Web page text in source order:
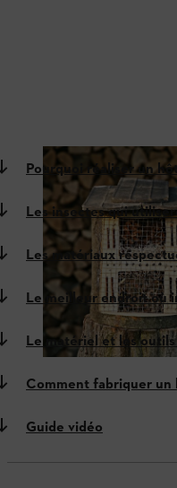
Pourquoi réaliser un
Les insectes qui
Les matériaux
Le meilleur endroit où
Le matériel et les
Comment fabriquer un
Guide vidéo